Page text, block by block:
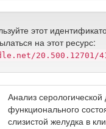
этот
на этот ресурс:
20.500.12701/
Анализ серологической
функционального
слизистой желудка в